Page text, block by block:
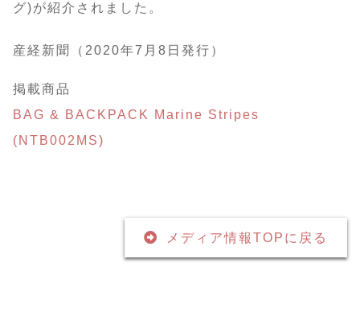
グ)が紹介されました。
産経新聞（2020年7月8日発行）
掲載商品
BAG & BACKPACK Marine Stripes
(NTB002MS)
メディア情報TOPに戻る